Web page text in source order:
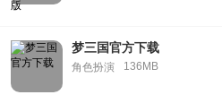
梦三国官方下载
角色扮演 136MB